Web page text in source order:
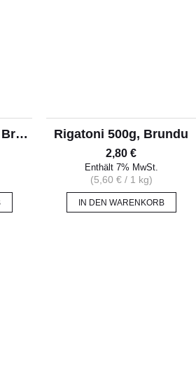
Penne Rigate 500g, Brundu Rigatoni 500g, Brundu
2,80 €
Enthält 7% MwSt.
(5,60 €/ 1 kg)
IN DEN WARENKORB